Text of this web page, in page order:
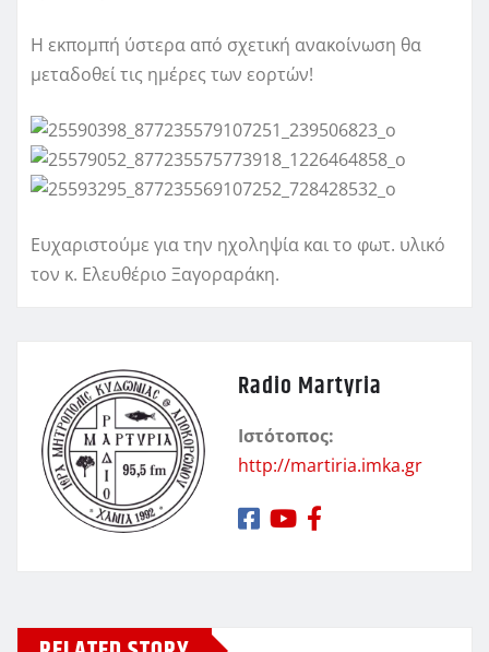
Η εκπομπή ύστερα από σχετική ανακοίνωση θα
μεταδοθεί τις ημέρες των εορτών!
Ευχαριστούμε για την ηχοληψία και το φωτ. υλικό
τον κ. Ελευθέριο Ξαγοραράκη.
Radio Martyria
Ιστότοπος:
http://martiria.imka.gr